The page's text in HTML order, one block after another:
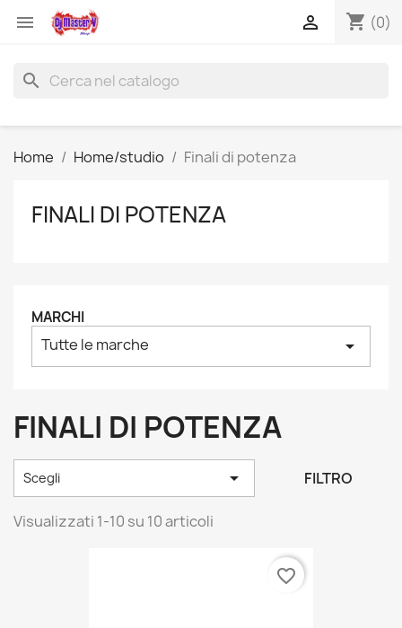
 shopping_cart (0)

search
Home Home/studio Finali di potenza
FINALI DI POTENZA
MARCHI
Tutte le marche arrow_drop_down
FINALI DI POTENZA
Scegli  FILTRO
Visualizzati 1-10 su 10 articoli
favorite_border